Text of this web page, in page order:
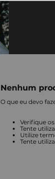
Nenhum
O que eu devo
Verifique
Tente
Utilize
Tente